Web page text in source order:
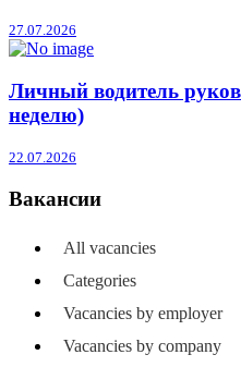
27.07.2026
Личный водитель
неделю)
22.07.2026
Вакансии
All vacancies
Categories
Vacancies by employer
Vacancies by company